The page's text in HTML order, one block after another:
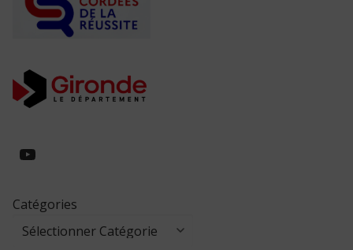
https://www.youtube.com/
Catégories